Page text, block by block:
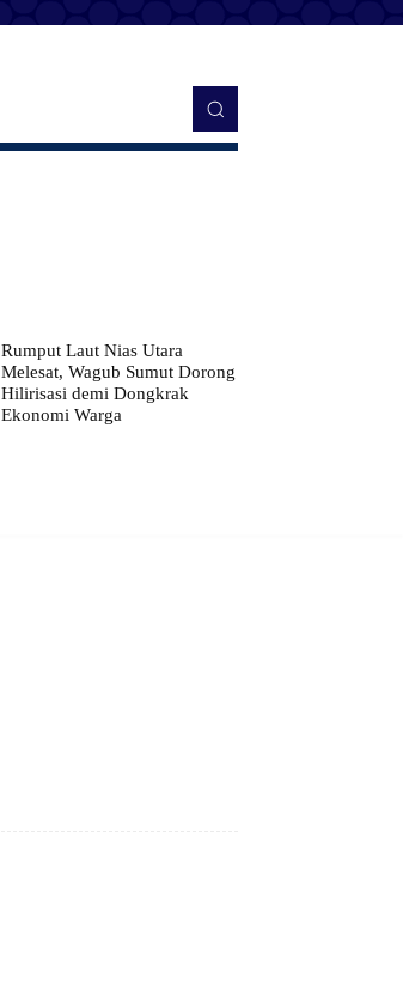
Rumput Laut Nias Utara
Melesat, Wagub Sumut Dorong
Hilirisasi demi Dongkrak
Ekonomi Warga